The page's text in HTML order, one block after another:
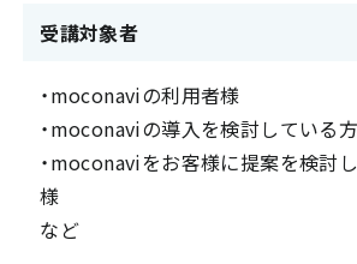
受講対象者
・moconaviの利用者様
・moconaviの導入を検討している方
・moconaviをお客様に提案を検討
様
など